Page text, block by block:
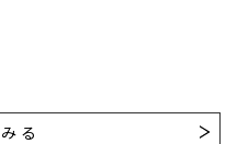
る